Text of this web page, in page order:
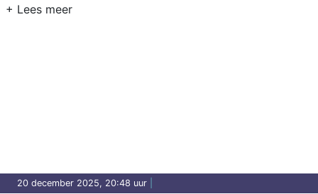
20 december 2025, 20:48 uur